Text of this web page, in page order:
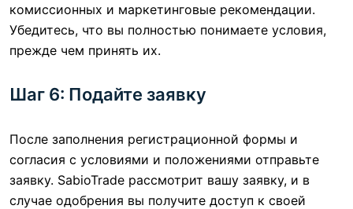
комиссионных и маркетинговые рекомендации.
Убедитесь, что вы полностью понимаете условия,
прежде чем принять их.
Шаг 6: Подайте заявку
После заполнения регистрационной формы и
согласия с условиями и положениями отправьте
заявку. SabioTrade рассмотрит вашу заявку, и в
случае одобрения вы получите доступ к своей